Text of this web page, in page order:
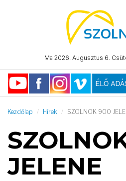
Ma 2026. Augusztus 6.
Kezdőlap Hírek SZOLNOK 900
JELENE